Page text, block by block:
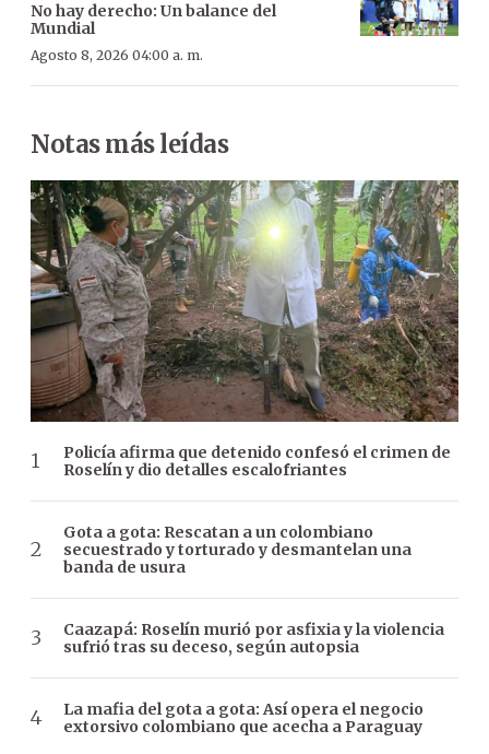
No hay derecho: Un balance del
Mundial
Agosto 8, 2026 04:00 a. m.
Notas más leídas
Policía afirma que detenido confesó el crimen de
Roselín y dio detalles escalofriantes
Gota a gota: Rescatan a un colombiano
secuestrado y torturado y desmantelan una
banda de usura
Caazapá: Roselín murió por asfixia y la violencia
sufrió tras su deceso, según autopsia
La mafia del gota a gota: Así opera el negocio
extorsivo colombiano que acecha a Paraguay